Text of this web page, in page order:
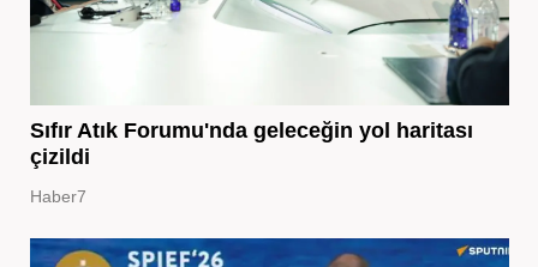
Sıfır Atık Forumu'nda geleceğin yol haritası
çizildi
Haber7